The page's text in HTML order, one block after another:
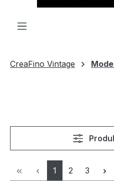
CreaFino Vintage
Seite
1 Seite
2 Seite
3